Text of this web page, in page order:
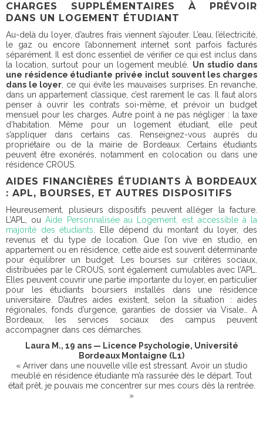
CHARGES SUPPLÉMENTAIRES À PRÉVOIR
DANS UN LOGEMENT ÉTUDIANT
Au-delà du loyer, d’autres frais viennent s’ajouter. L’eau, l’électricité,
le gaz ou encore l’abonnement internet sont parfois facturés
séparément. Il est donc essentiel de vérifier ce qui est inclus dans
la location, surtout pour un logement meublé. Un studio dans
une résidence étudiante privée inclut souvent les charges
dans le loyer, ce qui évite les mauvaises surprises. En revanche,
dans un appartement classique, c’est rarement le cas. Il faut alors
penser à ouvrir les contrats soi-même, et prévoir un budget
mensuel pour les charges. Autre point à ne pas négliger : la taxe
d’habitation. Même pour un logement étudiant, elle peut
s’appliquer dans certains cas. Renseignez-vous auprès du
propriétaire ou de la mairie de Bordeaux. Certains étudiants
peuvent être exonérés, notamment en colocation ou dans une
résidence CROUS.
AIDES FINANCIÈRES ÉTUDIANTS À BORDEAUX
: APL, BOURSES, ET AUTRES DISPOSITIFS
Heureusement, plusieurs dispositifs peuvent alléger la facture.
L’APL, ouAide Personnalisée au Logement, est accessible à la
majorité des étudiants. Elle dépend du montant du loyer, des
revenus et du type de location. Que l’on vive en studio, en
appartement ou en résidence, cette aide est souvent déterminante
pour équilibrer un budget. Les bourses sur critères sociaux,
distribuées par le CROUS, sont également cumulables avec l’APL.
Elles peuvent couvrir une partie importante du loyer, en particulier
pour les étudiants boursiers installés dans une résidence
universitaire. D’autres aides existent, selon la situation : aides
régionales, fonds d’urgence, garanties de dossier via Visale… À
Bordeaux, les services sociaux des campus peuvent
accompagner dans ces démarches.
Laura M., 19 ans — Licence Psychologie, Université
Bordeaux Montaigne (L1)
« Arriver dans une nouvelle ville est stressant. Avoir un studio
meublé en résidence étudiante m’a rassurée dès le départ. Tout
était prêt, je pouvais me concentrer sur mes cours dès la rentrée.
»